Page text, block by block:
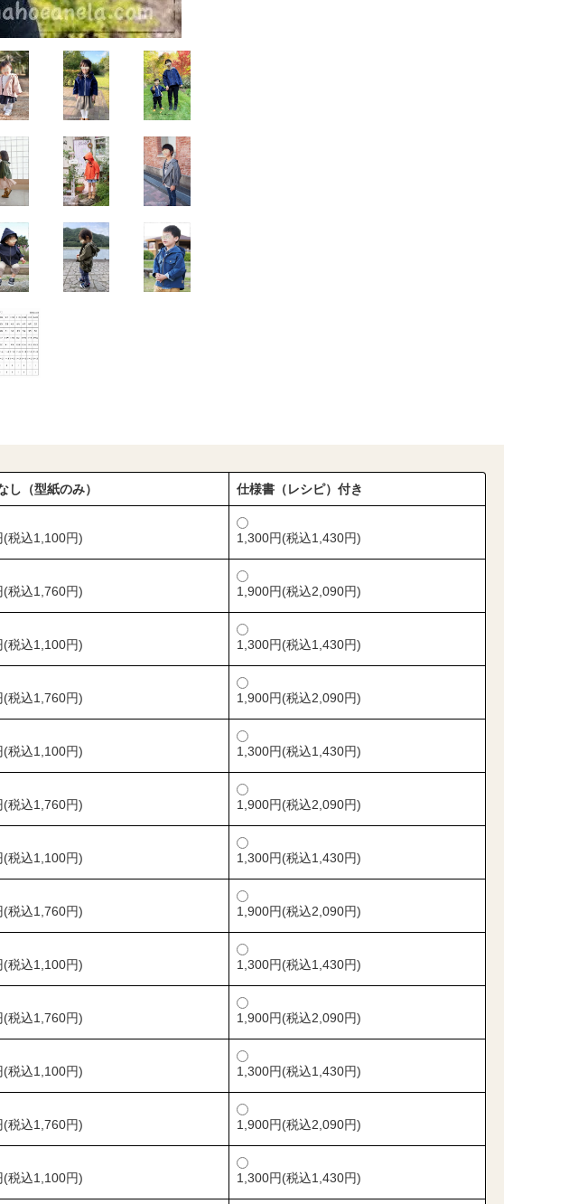
し（型紙のみ） 仕様書（レシピ）付き
(税込1,100円) 1,300円(税込1,430円)
(税込1,760円) 1,900円(税込2,090円)
(税込1,100円) 1,300円(税込1,430円)
(税込1,760円) 1,900円(税込2,090円)
(税込1,100円) 1,300円(税込1,430円)
(税込1,760円) 1,900円(税込2,090円)
(税込1,100円) 1,300円(税込1,430円)
(税込1,760円) 1,900円(税込2,090円)
(税込1,100円) 1,300円(税込1,430円)
(税込1,760円) 1,900円(税込2,090円)
(税込1,100円) 1,300円(税込1,430円)
(税込1,760円) 1,900円(税込2,090円)
(税込1,100円) 1,300円(税込1,430円)